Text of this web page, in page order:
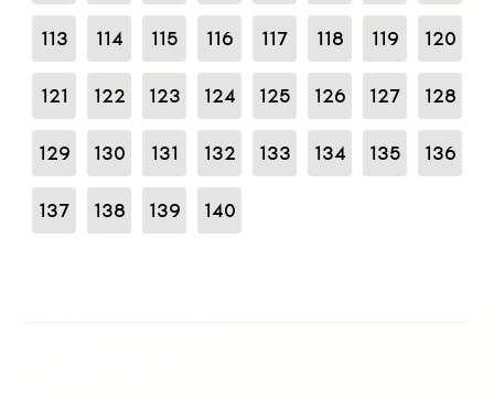
113 114 115 116 117 118 119 120
121 122 123 124 125 126 127 128
129 130 131 132 133 134 135 136
137 138 139 140